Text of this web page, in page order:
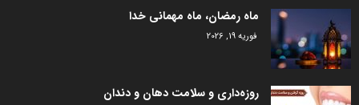
ماه رمضان، ماه مهمانی خدا
فوریه 19, 2026
روزه‌داری و سلامت دهان و دندان